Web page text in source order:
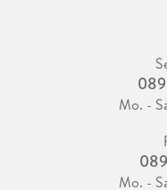
Mo. -
Mo. -